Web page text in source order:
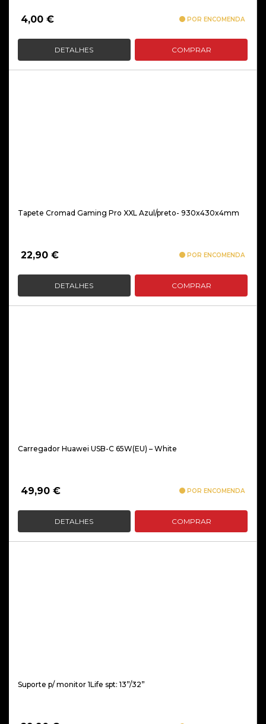
4,00 € POR ENCOMENDA
DETALHES COMPRAR
Tapete Cromad Gaming Pro XXL Azul/preto- 930x430x4mm
22,90 € POR ENCOMENDA
DETALHES COMPRAR
Carregador Huawei USB-C 65W(EU) – White
49,90 € POR ENCOMENDA
DETALHES COMPRAR
Suporte p/ monitor 1Life spt: 13”/32”